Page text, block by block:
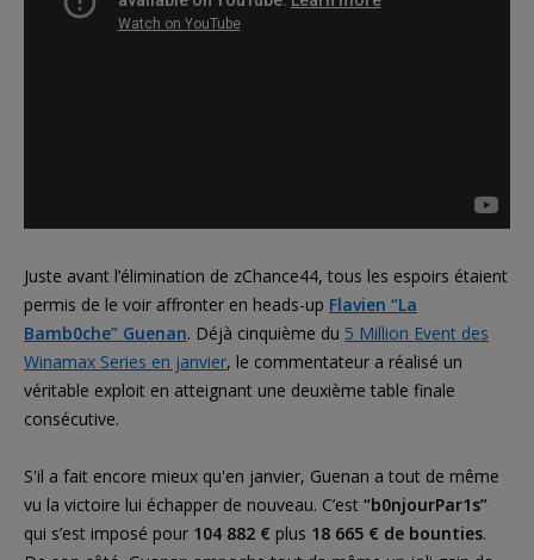
Juste avant l’élimination de zChance44, tous les espoirs étaient
permis de le voir affronter en heads-up Flavien “La
Bamb0che” Guenan. Déjà cinquième du 5 Million Event des
Winamax Series en janvier, le commentateur a réalisé un
véritable exploit en atteignant une deuxième table finale
consécutive.
S'il a fait encore mieux qu'en janvier, Guenan a tout de même
vu la victoire lui échapper de nouveau. C’est “b0njourPar1s”
qui s’est imposé pour 104 882 € plus 18 665 € de bounties.